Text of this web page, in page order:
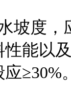
坡度
能以
≥30%